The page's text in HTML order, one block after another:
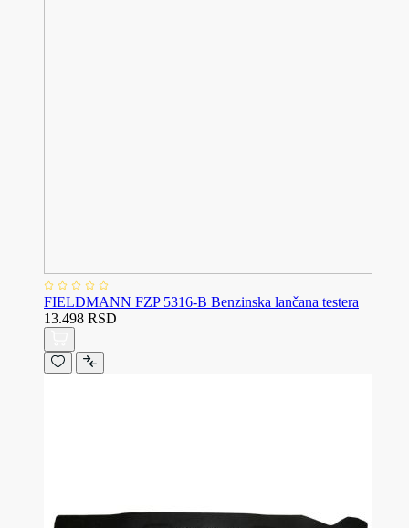
FIELDMANN FZP 5316-B Benzinska lančana testera
13.498 RSD